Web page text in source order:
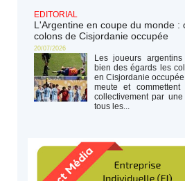
EDITORIAL
L'Argentine en coupe du monde :
colons de Cisjordanie occupée
20/07/2026
Les joueurs
bien des égards les
en Cisjordanie
meute et commettent
collectivement par
tous les...